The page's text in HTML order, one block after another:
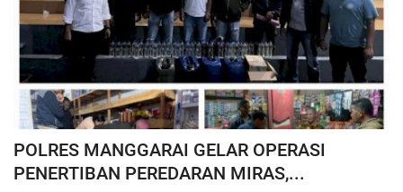
POLRES MANGGARAI GELAR OPERASI
PENERTIBAN PEREDARAN MIRAS,...